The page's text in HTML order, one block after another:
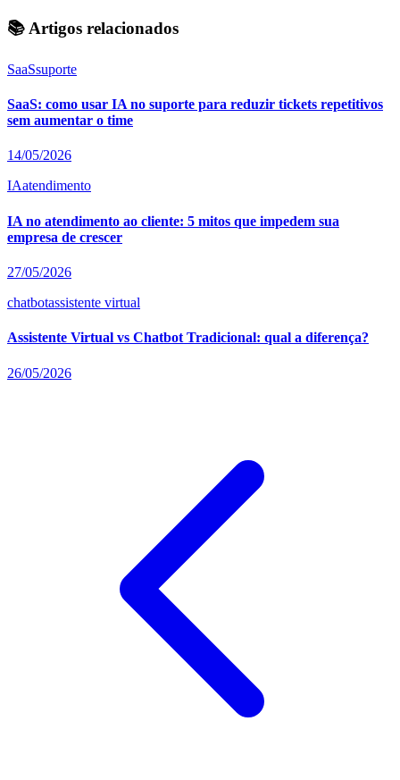
📚 Artigos relacionados
SaaSsuporte
SaaS: como usar IA no suporte para reduzir tickets repetitivos
sem aumentar o time
14/05/2026
IAatendimento
IA no atendimento ao cliente: 5 mitos que impedem sua
empresa de crescer
27/05/2026
chatbotassistente virtual
Assistente Virtual vs Chatbot Tradicional: qual a diferença?
26/05/2026